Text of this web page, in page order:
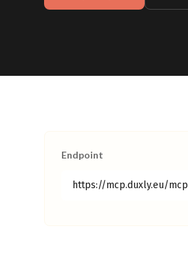
Endpoint
https://mcp.duxly.eu/mcp